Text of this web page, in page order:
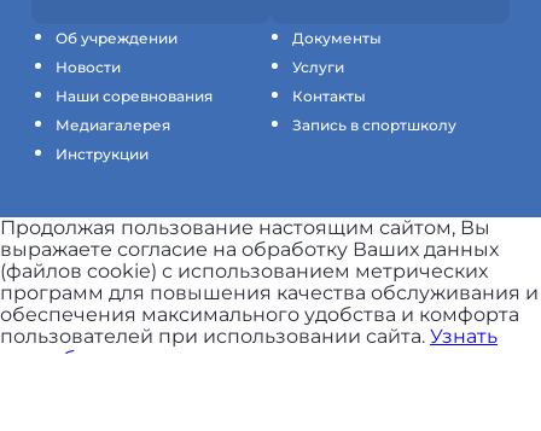
Об учреждении
Новости
Наши соревнования
Медиагалерея
Инструкции
Документы
Услуги
Контакты
Запись в спортшколу
Продолжая пользование настоящим сайтом, Вы
выражаете согласие на обработку Ваших данных
(файлов cookie) с использованием метрических
программ для повышения качества обслуживания и
обеспечения максимального удобства и комфорта
пользователей при использовании сайта. Узнать
подробнее.